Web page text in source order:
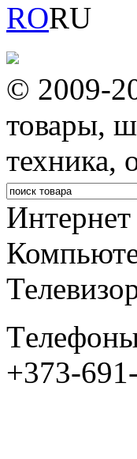
RORU
© 2009-
товары,
техника,
+373-